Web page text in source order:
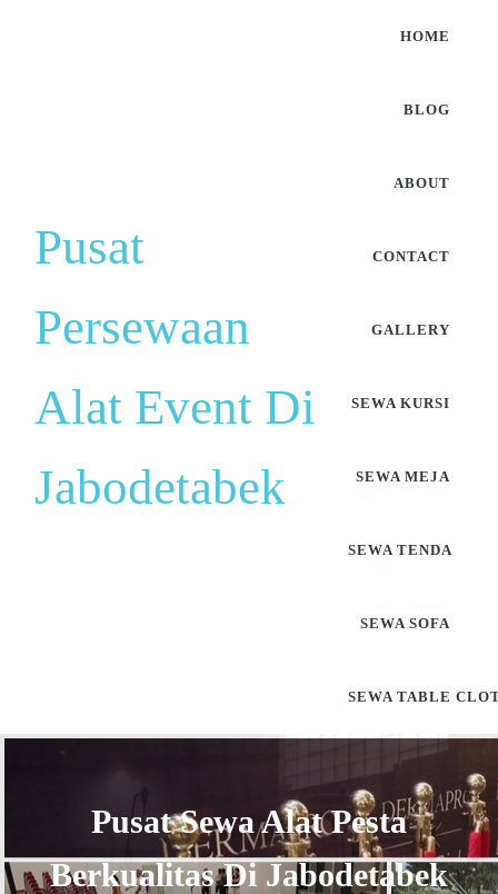
Pusat
Persewaan
Alat Event Di
Jabodetabek
HOME
BLOG
ABOUT
CONTACT
GALLERY
SEWA KURSI
SEWA MEJA
SEWA TENDA
SEWA SOFA
SEWA TABLE
Pusat Sewa Alat Pesta
Berkualitas Di Jabodetabek